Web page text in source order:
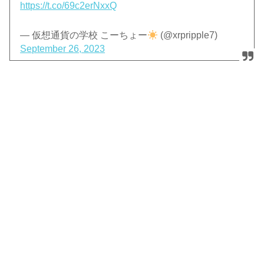
https://t.co/69c2erNxxQ
— 仮想通貨の学校 こーちょー
(@xrpripple7)
September 26, 2023